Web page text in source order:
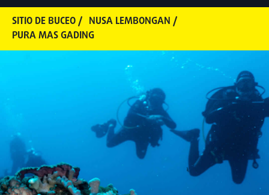
SITIO DE BUCEO / NUSA LEMBONGAN /
PURA MAS GADING